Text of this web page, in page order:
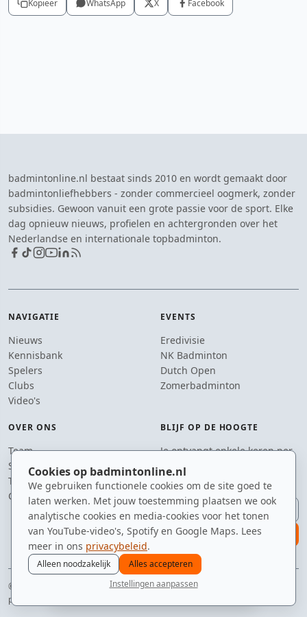
Cookies op badmintonline.nl
We gebruiken functionele cookies om de site goed te
laten werken. Met jouw toestemming plaatsen we ook
analytische cookies en media-cookies voor het tonen
van YouTube-video's, Spotify en Google Maps. Lees
meer in ons privacybeleid.
Alleen noodzakelijk
Alles accepteren
Instellingen aanpassen
Kopieer WhatsApp X Facebook
badmintonline.nl bestaat sinds 2010 en wordt gemaakt door
badmintonliefhebbers - zonder commercieel oogmerk, zonder
subsidies. Gewoon vanuit een grote passie voor de sport. Elke
dag opnieuw nieuws, profielen en achtergronden over het
Nederlandse en internationale topbadminton.
NAVIGATIE
Nieuws
Kennisbank
Spelers
Clubs
Video's
EVENTS
Eredivisie
NK Badminton
Dutch Open
Zomerbadminton
OVER ONS
Team
Supporters
Tip de redactie
Contact
BLIJF OP DE HOOGTE
Je ontvangt enkele keren per
jaar een e-mail met het
laatste badmintonnieuws.
E-mailadres
aanmelden
© 2010–2026 badmintonline.nl · gemaakt met een backhand smash
privacy
spelers ranglijst zomer